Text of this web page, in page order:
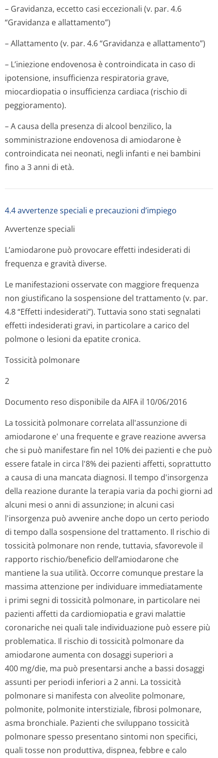
– Gravidanza, eccetto casi eccezionali (v. par. 4.6
“Gravidanza e allattamento”)
– Allattamento (v. par. 4.6 “Gravidanza e allattamento”)
– L’iniezione endovenosa è controindicata in caso di
ipotensione, insufficienza respiratoria grave,
miocardiopatia o insufficienza cardiaca (rischio di
peggioramento).
– A causa della presenza di alcool benzilico, la
somministrazione endovenosa di amiodarone è
controindicata nei neonati, negli infanti e nei bambini
fino a 3 anni di età.
4.4 avvertenze speciali e precauzioni d’impiego
Avvertenze speciali
L’amiodarone può provocare effetti indesiderati di
frequenza e gravità diverse.
Le manifestazioni osservate con maggiore frequenza
non giustificano la sospensione del trattamento (v. par.
4.8 “Effetti indesiderati”). Tuttavia sono stati segnalati
effetti indesiderati gravi, in particolare a carico del
polmone o lesioni da epatite cronica.
Tossicità polmonare
2
Documento reso disponibile da AIFA il 10/06/2016
La tossicità polmonare correlata all'assunzione di
amiodarone e' una frequente e grave reazione avversa
che si può manifestare fin nel 10% dei pazienti e che può
essere fatale in circa l'8% dei pazienti affetti, soprattutto
a causa di una mancata diagnosi. Il tempo d'insorgenza
della reazione durante la terapia varia da pochi giorni ad
alcuni mesi o anni di assunzione; in alcuni casi
l'insorgenza può avvenire anche dopo un certo periodo
di tempo dalla sospensione del trattamento. Il rischio di
tossicità polmonare non rende, tuttavia, sfavorevole il
rapporto rischio/beneficio dell’amiodarone che
mantiene la sua utilità. Occorre comunque prestare la
massima attenzione per individuare immediatamente
i primi segni di tossicità polmonare, in particolare nei
pazienti affetti da cardiomiopatia e gravi malattie
coronariche nei quali tale individuazione può essere più
problematica. Il rischio di tossicità polmonare da
amiodarone aumenta con dosaggi superiori a
400 mg/die, ma può presentarsi anche a bassi dosaggi
assunti per periodi inferiori a 2 anni. La tossicità
polmonare si manifesta con alveolite polmonare,
polmonite, polmonite interstiziale, fibrosi polmonare,
asma bronchiale. Pazienti che sviluppano tossicità
polmonare spesso presentano sintomi non specifici,
quali tosse non produttiva, dispnea, febbre e calo